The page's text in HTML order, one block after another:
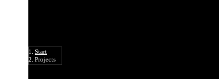
Start
Projects